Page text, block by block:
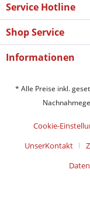
Service Hotline
Shop Service
Informationen
* Alle Preise inkl.
Cookie-
UnserKontakt